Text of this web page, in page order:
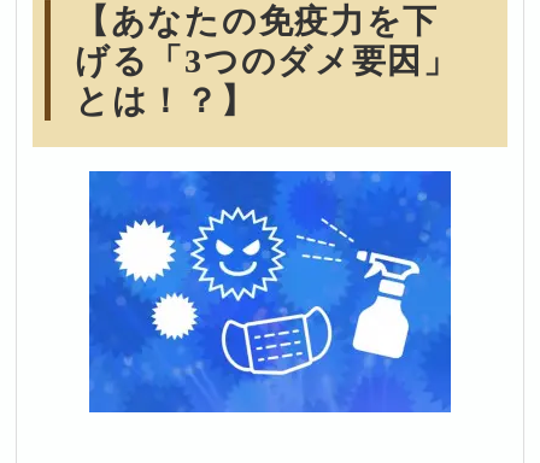
【あなたの免疫力を下
げる「3つのダメ要因」
とは！？】